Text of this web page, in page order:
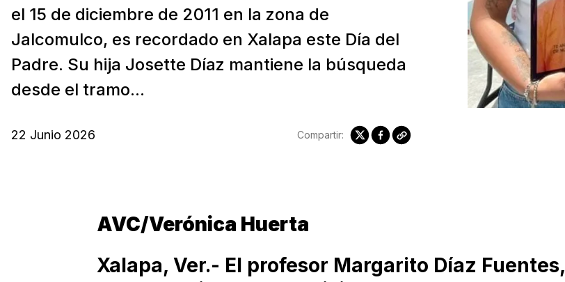
el 15 de diciembre de 2011 en la zona de
Jalcomulco, es recordado en Xalapa este Día del
Padre. Su hija Josette Díaz mantiene la búsqueda
desde el tramo...
22 Junio 2026 Compartir:
AVC/Verónica Huerta
Xalapa, Ver.- El profesor Margarito Díaz Fuentes,